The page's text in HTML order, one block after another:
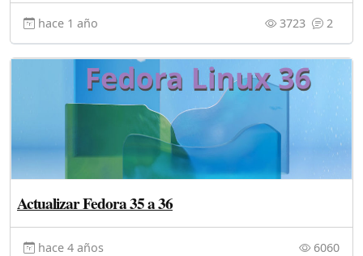
hace 1 año 2
3723
Actualizar Fedora 35 a 36
hace 4 años 6060